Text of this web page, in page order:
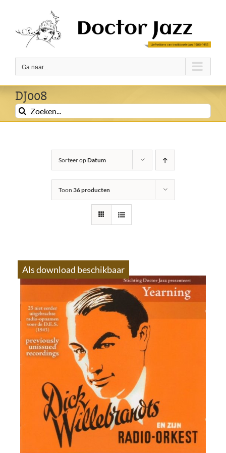
inhoud
Ga naar...
DJ008
Zoeken
naar:
Sorteer opDatum
Toon 36 producten
Als download beschikbaar